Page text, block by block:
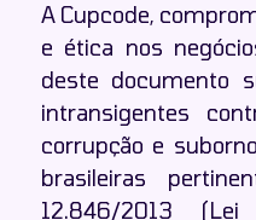
A Cupcode,
e ética nos
deste documento
intransigentes
corrupção e
brasileiras
12.846/2013 (Lei